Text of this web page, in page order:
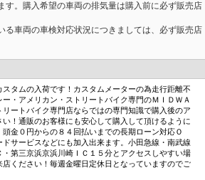
す。購入希望の車両の排気量は購入前に必ず販売店
車両の車検対応状況につきましては、必ず販売店
タムの入荷です！カスタムメーターの為走行距離不
・アメリカン・ストリートバイク専門のＭＩＤＷＡ
ートバイク専門店ならではの専門知識で購入後のア
！通販のお客様にも安心して購入して頂けるように
金０円からの８４回払いまでの長期ローン対応Ｏ
サービスなどにも加入出来ます。小田急線・南武線
第三京浜京浜川崎ＩＣ１５分とアクセスしやすい場
ください！毎週金曜日定休日となっていますのでご